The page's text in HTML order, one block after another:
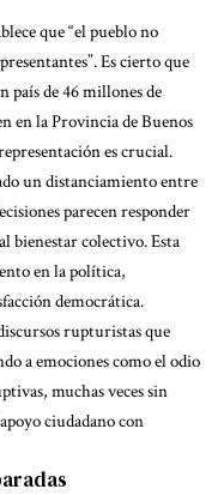
que “el pueblo no
Es cierto que
país de 46 millones de
en la Provincia de Buenos
es crucial.
un distanciamiento entre
parecen responder
bienestar colectivo. Esta
en la política,
democrática.
rupturistas que
a emociones como el odio
muchas veces sin
ciudadano con